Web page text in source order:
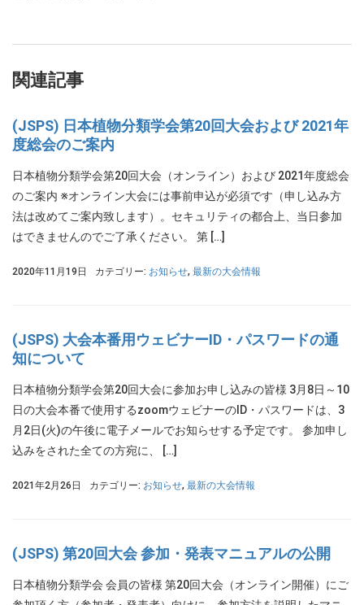
関連記事
(JSPS) 日本植物分類学会第20回大会および 2021年
度総会のご案内
日本植物分類学会第20回大会（オンライン）および 2021年度総会
のご案内 ※オンライン大会には事前申込が必須です（申し込み方
法は改めてご案内致します）。セキュリティの都合上、当日参加
はできませんのでご了承ください。 第 […]
2020年11月19日 カテゴリー: お知らせ, 最新の大会情報
(JSPS) 大会本番用ウェビナーID・パスワードの通
知について
日本植物分類学会第20回大会に参加お申し込みの皆様 3月8日～10
日の大会本番で使用するzoomウェビナーのID・パスワードは、3
月2日(火)の午後に電子メールでお知らせする予定です。 参加申し
込みをされた全ての方宛に、 […]
2021年2月26日 カテゴリー: お知らせ, 最新の大会情報
(JSPS) 第20回大会 参加・発表マニュアルの公開
日本植物分類学会 会員の皆様 第20回大会（オンライン開催）にご